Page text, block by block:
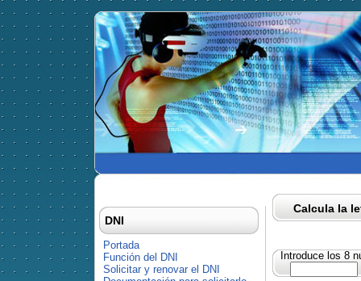
Calcula la
Introduce los 8
DNI
Portada
Función del DNI
Solicitar y renovar el DNI